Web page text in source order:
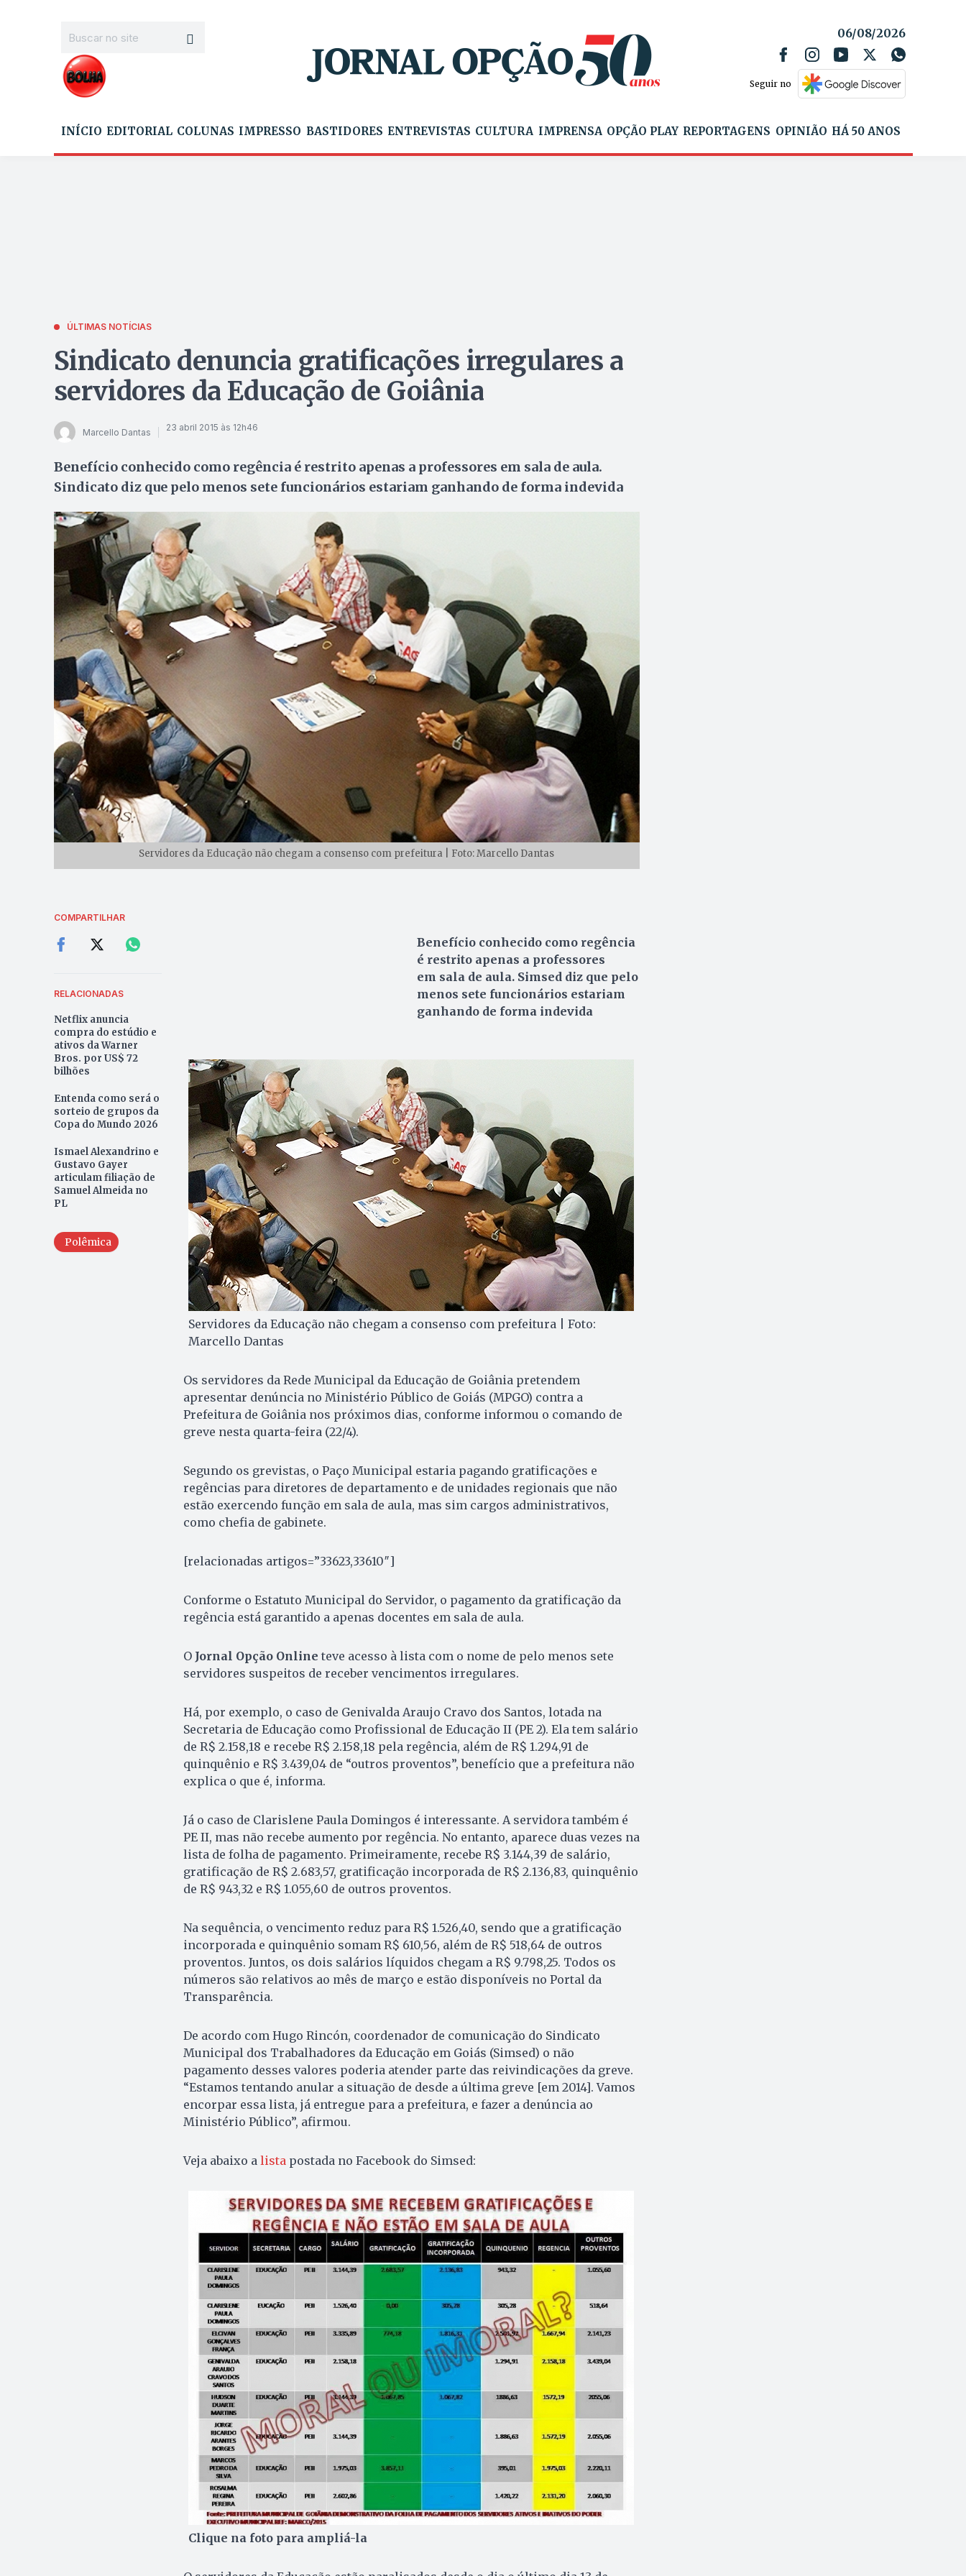
06/08/2026
Seguir no
INÍCIO EDITORIAL COLUNAS IMPRESSO BASTIDORES ENTREVISTAS CULTURA IMPRENSA OPÇÃO PLAY REPORTAGENS OPINIÃO HÁ 50 ANOS
ÚLTIMAS NOTÍCIAS
Sindicato denuncia gratificações irregulares a
servidores da Educação de Goiânia
Marcello Dantas 23 abril 2015 às 12h46
Benefício conhecido como regência é restrito apenas a professores em sala de aula.
Sindicato diz que pelo menos sete funcionários estariam ganhando de forma indevida
Servidores da Educação não chegam a consenso com prefeitura | Foto: Marcello Dantas
COMPARTILHAR
RELACIONADAS
Netflix anuncia
compra do estúdio e
ativos da Warner
Bros. por US$ 72
bilhões
Entenda como será o
sorteio de grupos da
Copa do Mundo 2026
Ismael Alexandrino e
Gustavo Gayer
articulam filiação de
Samuel Almeida no
PL
Polêmica
Benefício conhecido como regência
é restrito apenas a professores
em sala de aula. Simsed diz que pelo
menos sete funcionários estariam
ganhando de forma indevida
Servidores da Educação não chegam a consenso com prefeitura | Foto:
Marcello Dantas
Os servidores da Rede Municipal da Educação de Goiânia pretendem
apresentar denúncia no Ministério Público de Goiás (MPGO) contra a
Prefeitura de Goiânia nos próximos dias, conforme informou o comando de
greve nesta quarta-feira (22/4).
Segundo os grevistas, o Paço Municipal estaria pagando gratificações e
regências para diretores de departamento e de unidades regionais que não
estão exercendo função em sala de aula, mas sim cargos administrativos,
como chefia de gabinete.
[relacionadas artigos=”33623,33610″]
Conforme o Estatuto Municipal do Servidor, o pagamento da gratificação da
regência está garantido a apenas docentes em sala de aula.
OJornal Opção Online teve acesso à lista com o nome de pelo menos sete
servidores suspeitos de receber vencimentos irregulares.
Há, por exemplo, o caso de Genivalda Araujo Cravo dos Santos, lotada na
Secretaria de Educação como Profissional de Educação II (PE 2). Ela tem salário
de R$ 2.158,18 e recebe R$ 2.158,18 pela regência, além de R$ 1.294,91 de
quinquênio e R$ 3.439,04 de “outros proventos”, benefício que a prefeitura não
explica o que é, informa.
Já o caso de Clarislene Paula Domingos é interessante. A servidora também é
PE II, mas não recebe aumento por regência. No entanto, aparece duas vezes na
lista de folha de pagamento. Primeiramente, recebe R$ 3.144,39 de salário,
gratificação de R$ 2.683,57, gratificação incorporada de R$ 2.136,83, quinquênio
de R$ 943,32 e R$ 1.055,60 de outros proventos.
Na sequência, o vencimento reduz para R$ 1.526,40, sendo que a gratificação
incorporada e quinquênio somam R$ 610,56, além de R$ 518,64 de outros
proventos. Juntos, os dois salários líquidos chegam a R$ 9.798,25. Todos os
números são relativos ao mês de março e estão disponíveis no Portal da
Transparência.
De acordo com Hugo Rincón, coordenador de comunicação do Sindicato
Municipal dos Trabalhadores da Educação em Goiás (Simsed) o não
pagamento desses valores poderia atender parte das reivindicações da greve.
“Estamos tentando anular a situação de desde a última greve [em 2014]. Vamos
encorpar essa lista, já entregue para a prefeitura, e fazer a denúncia ao
Ministério Público”, afirmou.
Veja abaixo a lista postada no Facebook do Simsed:
Clique na foto para ampliá-la